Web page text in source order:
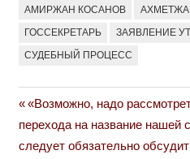
АМИРЖАН КОСАНОВ
ГОССЕКРЕТАРЬ ЗАЯВЛЕНИЕ
СУДЕБНЫЙ ПРОЦЕСС
Навигация
по
Previous
Post:
«Возможно, надо
перехода на название нашей
следует обязательно